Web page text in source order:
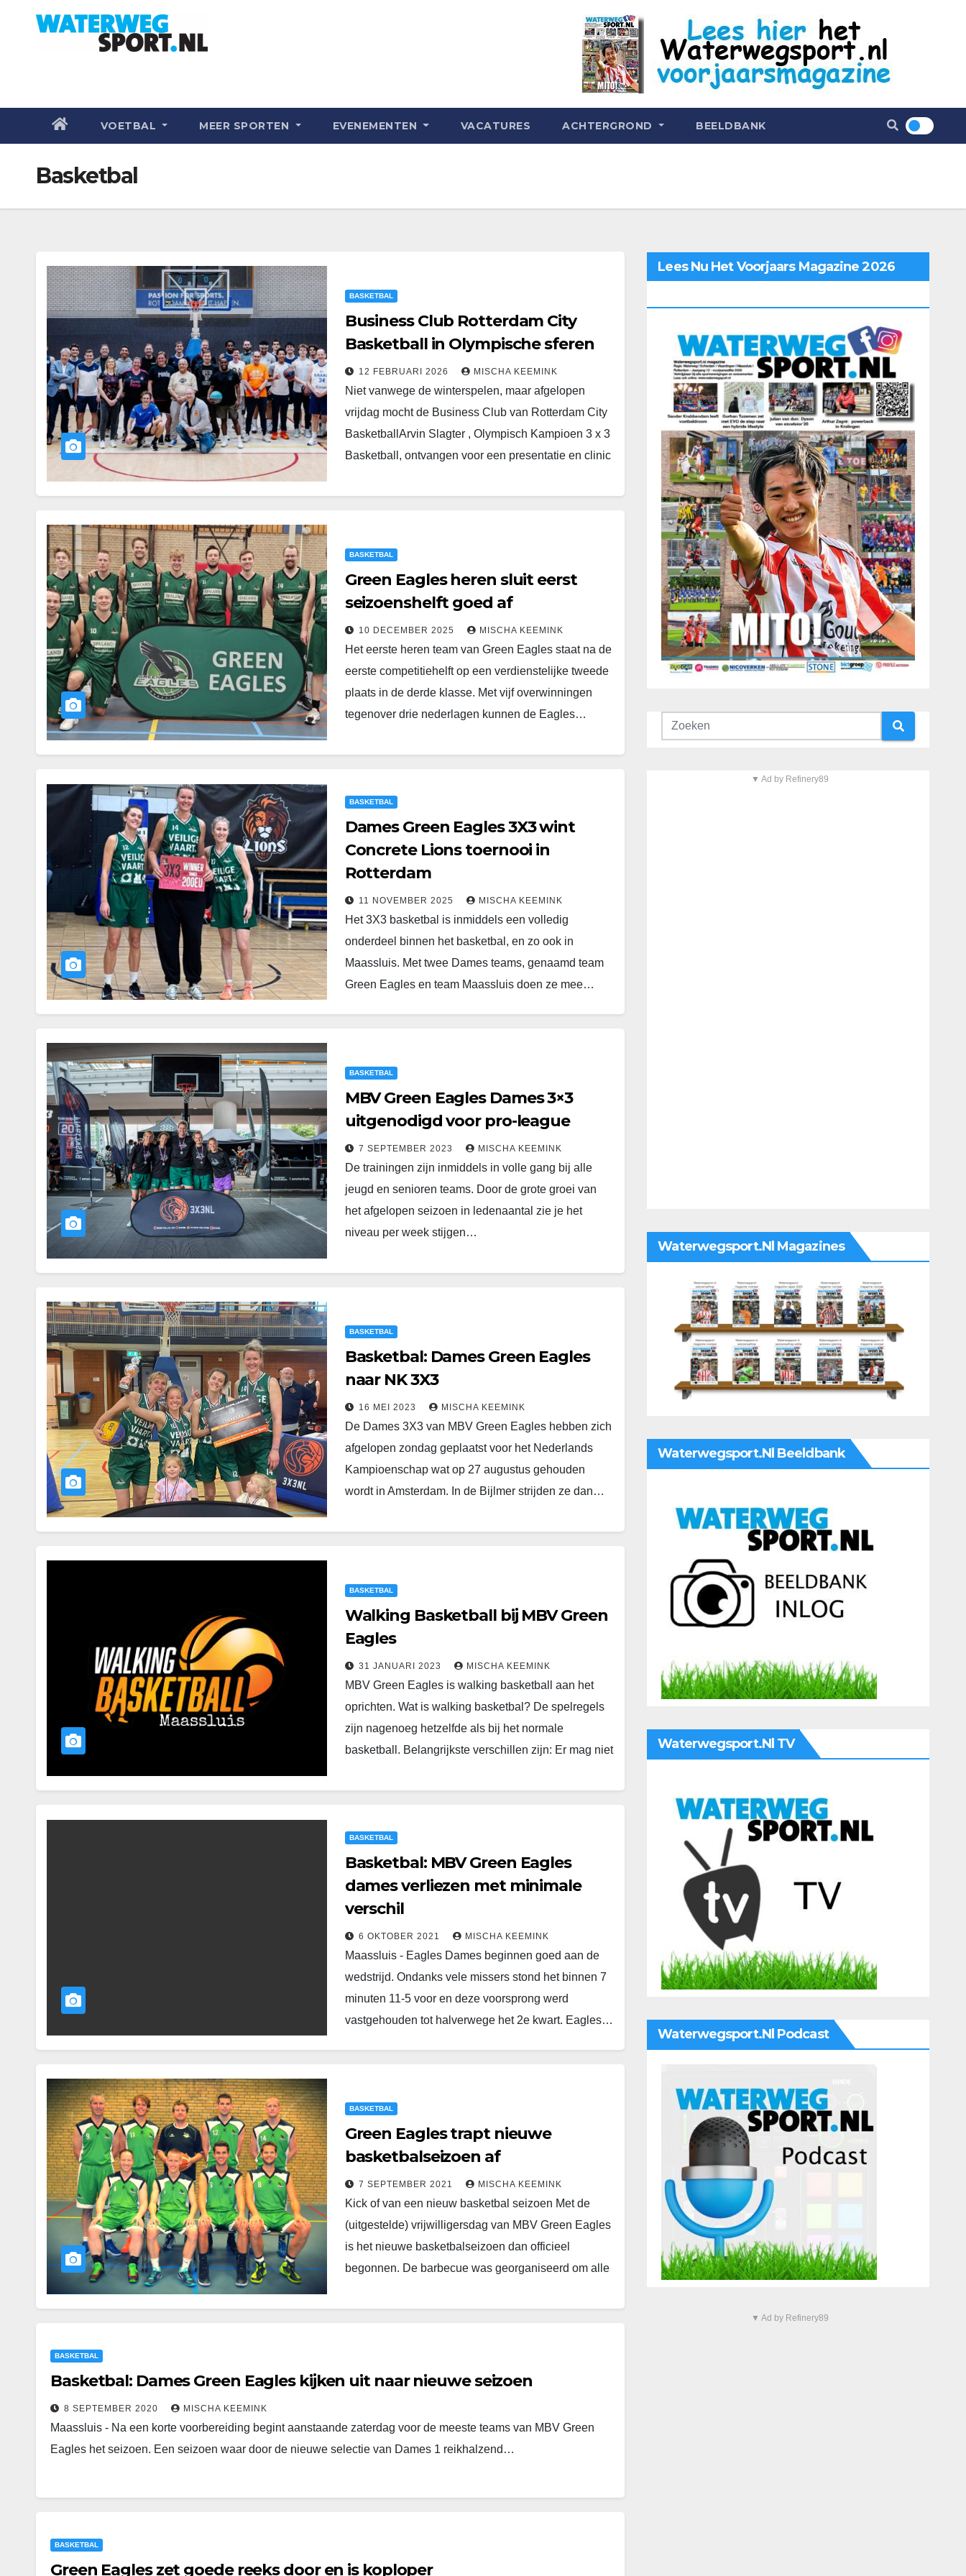
VOETBAL MEER SPORTEN EVENEMENTEN VACATURES ACHTERGROND BEELDBANK
Basketbal
BASKETBAL
Business Club Rotterdam City
Basketball in Olympische sferen
12 FEBRUARI 2026 MISCHA KEEMINK
Niet vanwege de winterspelen, maar afgelopen
vrijdag mocht de Business Club van Rotterdam City
BasketballArvin Slagter , Olympisch Kampioen 3 x 3
Basketball, ontvangen voor een presentatie en clinic
BASKETBAL
Green Eagles heren sluit eerst
seizoenshelft goed af
10 DECEMBER 2025 MISCHA KEEMINK
Het eerste heren team van Green Eagles staat na de
eerste competitiehelft op een verdienstelijke tweede
plaats in de derde klasse. Met vijf overwinningen
tegenover drie nederlagen kunnen de Eagles…
BASKETBAL
Dames Green Eagles 3X3 wint
Concrete Lions toernooi in
Rotterdam
11 NOVEMBER 2025 MISCHA KEEMINK
Het 3X3 basketbal is inmiddels een volledig
onderdeel binnen het basketbal, en zo ook in
Maassluis. Met twee Dames teams, genaamd team
Green Eagles en team Maassluis doen ze mee…
BASKETBAL
MBV Green Eagles Dames 3×3
uitgenodigd voor pro-league
7 SEPTEMBER 2023 MISCHA KEEMINK
De trainingen zijn inmiddels in volle gang bij alle
jeugd en senioren teams. Door de grote groei van
het afgelopen seizoen in ledenaantal zie je het
niveau per week stijgen…
BASKETBAL
Basketbal: Dames Green Eagles
naar NK 3X3
16 MEI 2023 MISCHA KEEMINK
De Dames 3X3 van MBV Green Eagles hebben zich
afgelopen zondag geplaatst voor het Nederlands
Kampioenschap wat op 27 augustus gehouden
wordt in Amsterdam. In de Bijlmer strijden ze dan…
BASKETBAL
Walking Basketball bij MBV Green
Eagles
31 JANUARI 2023 MISCHA KEEMINK
MBV Green Eagles is walking basketball aan het
oprichten. Wat is walking basketbal? De spelregels
zijn nagenoeg hetzelfde als bij het normale
basketball. Belangrijkste verschillen zijn: Er mag niet
BASKETBAL
Basketbal: MBV Green Eagles
dames verliezen met minimale
verschil
6 OKTOBER 2021 MISCHA KEEMINK
Maassluis - Eagles Dames beginnen goed aan de
wedstrijd. Ondanks vele missers stond het binnen 7
minuten 11-5 voor en deze voorsprong werd
vastgehouden tot halverwege het 2e kwart. Eagles…
BASKETBAL
Green Eagles trapt nieuwe
basketbalseizoen af
7 SEPTEMBER 2021 MISCHA KEEMINK
Kick of van een nieuw basketbal seizoen Met de
(uitgestelde) vrijwilligersdag van MBV Green Eagles
is het nieuwe basketbalseizoen dan officieel
begonnen. De barbecue was georganiseerd om alle
BASKETBAL
Basketbal: Dames Green Eagles kijken uit naar nieuwe seizoen
8 SEPTEMBER 2020 MISCHA KEEMINK
Maassluis - Na een korte voorbereiding begint aanstaande zaterdag voor de meeste teams van MBV Green
Eagles het seizoen. Een seizoen waar door de nieuwe selectie van Dames 1 reikhalzend…
BASKETBAL
Green Eagles zet goede reeks door en is koploper
Lees Nu Het Voorjaars Magazine 2026
▼ Ad by Refinery89
Waterwegsport.nl Magazines
Waterwegsport.nl Beeldbank
Waterwegsport.nl TV
Waterwegsport.nl Podcast
▼ Ad by Refinery89